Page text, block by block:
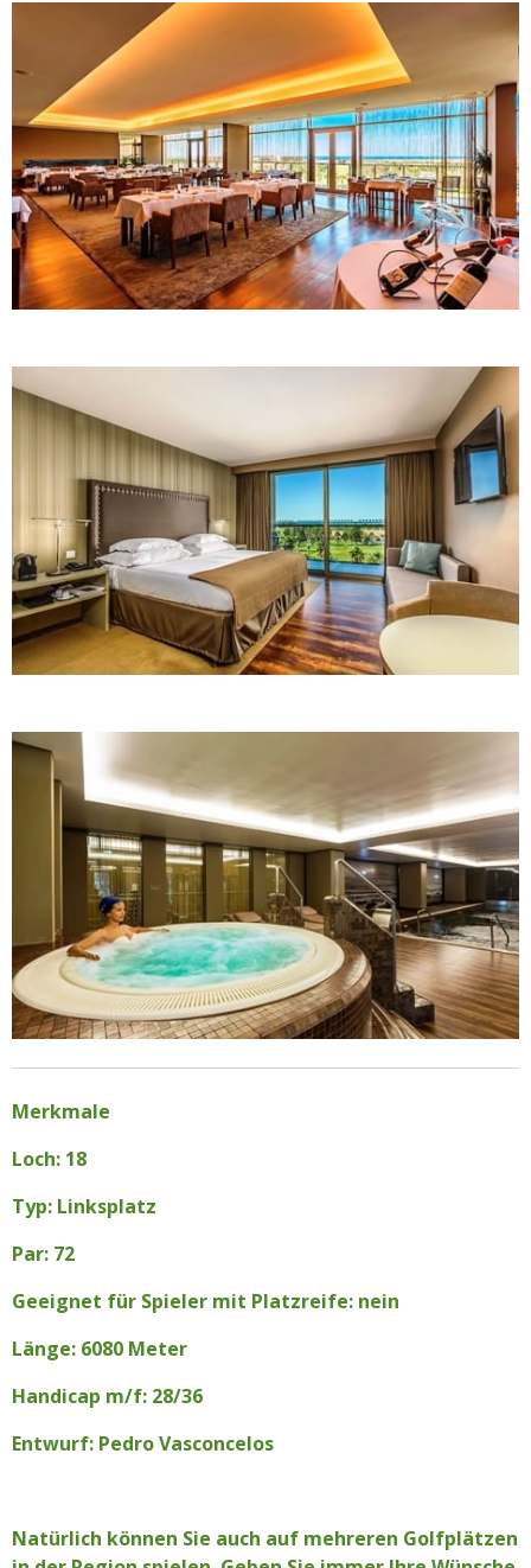
Merkmale
Loch: 18
Typ: Linksplatz
Par: 72
Geeignet für Spieler mit Platzreife: nein
Länge: 6080 Meter
Handicap m/f: 28/36
Entwurf: Pedro Vasconcelos
Natürlich können Sie auch auf mehreren Golfplätzen